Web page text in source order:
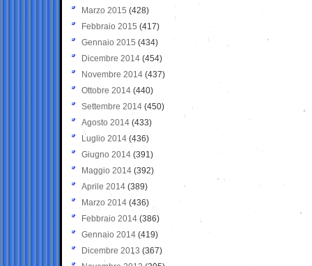
Marzo 2015 (428)
Febbraio 2015 (417)
Gennaio 2015 (434)
Dicembre 2014 (454)
Novembre 2014 (437)
Ottobre 2014 (440)
Settembre 2014 (450)
Agosto 2014 (433)
Luglio 2014 (436)
Giugno 2014 (391)
Maggio 2014 (392)
Aprile 2014 (389)
Marzo 2014 (436)
Febbraio 2014 (386)
Gennaio 2014 (419)
Dicembre 2013 (367)